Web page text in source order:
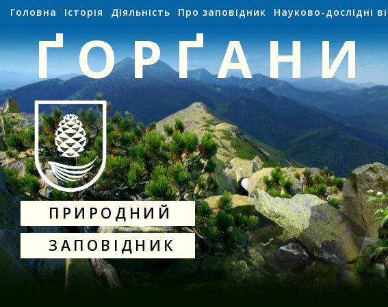
Головна Історія Діяльність Про заповідник Науково-дослідні
ҐОРҐАНИ
ПРИРОДНИЙ
ЗАПОВІДНИК